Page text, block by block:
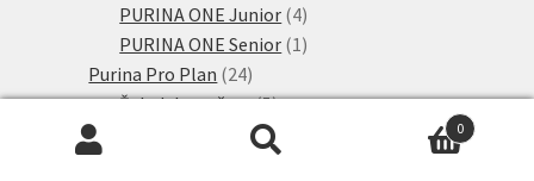
PURINA ONE Junior 44
produkty
PURINA ONE Senior 1 1
Purina Pro Plan 2424
produktů
Žaludek a střeva 55
produktů
0